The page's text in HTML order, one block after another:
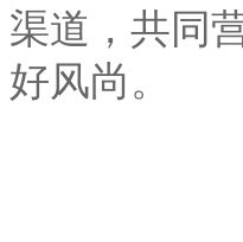
渠道，共同
好风尚。